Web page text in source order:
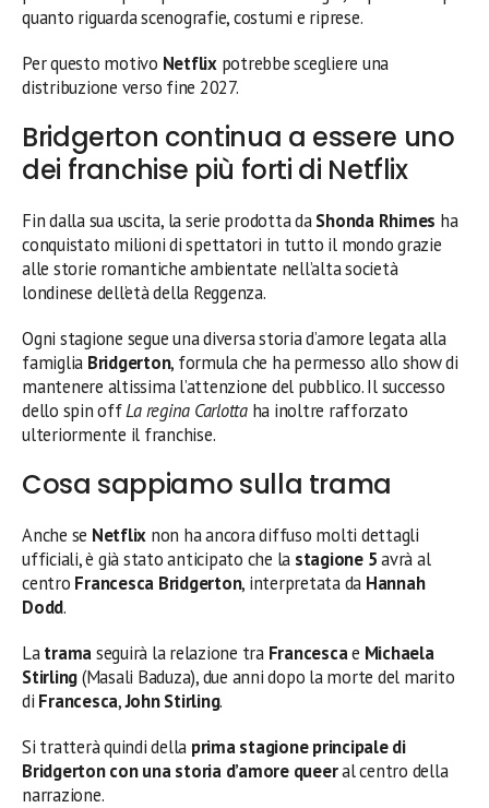
quanto riguarda scenografie, costumi e riprese.
Per questo motivo Netflixpotrebbe scegliere una
distribuzione verso fine 2027.
Bridgerton continua a essere uno
dei franchise più forti di Netflix
Fin dalla sua uscita, la serie prodotta daShonda Rhimes ha
conquistato milioni di spettatori in tutto il mondo grazie
alle storie romantiche ambientate nell’alta società
londinese dell’età della Reggenza.
Ogni stagione segue una diversa storia d’amore legata alla
famiglia Bridgerton, formula che ha permesso allo show di
mantenere altissima l’attenzione del pubblico. Il successo
dello spin offLa regina Carlottaha inoltre rafforzato
ulteriormente il franchise.
Cosa sappiamo sulla trama
Anche se Netflix non ha ancora diffuso molti dettagli
ufficiali, è già stato anticipato che la stagione 5avrà al
centro Francesca Bridgerton, interpretata da Hannah
Dodd.
Latramaseguirà la relazione tra Francescae Michaela
Stirling(Masali Baduza), due anni dopo la morte del marito
di Francesca,John Stirling.
Si tratterà quindi della prima stagione principale di
Bridgerton con una storia d’amore queeral centro della
narrazione.